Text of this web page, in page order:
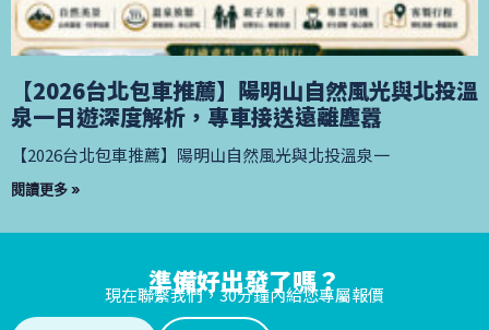
【2026台北包車推薦】陽明山自然風光與北投溫
泉一日遊深度解析，專車接送遠離塵囂
【2026台北包車推薦】陽明山自然風光與北投溫泉一
閱讀更多 »
準備好出發了嗎？
現在聯繫我們，30分鐘內給您專屬報價